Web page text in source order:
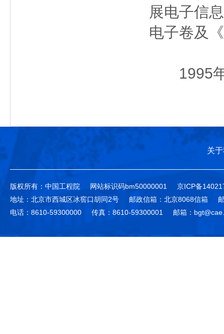
展电子信
电子卷及
1995年
关
版权所有：中国工程院 网站标识码bm50000001
京ICP备
地址：北京市西城区冰窖口胡同2号
邮政信箱：北京8068信箱
电话：8610-59300000
传真：8610-59300001 邮箱：